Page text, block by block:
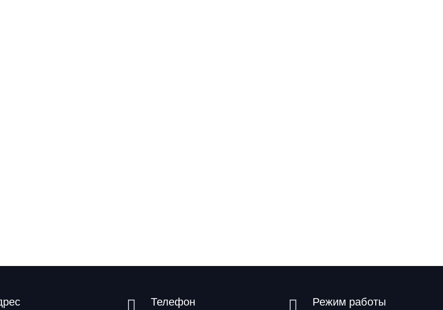
Телефон Режим работы